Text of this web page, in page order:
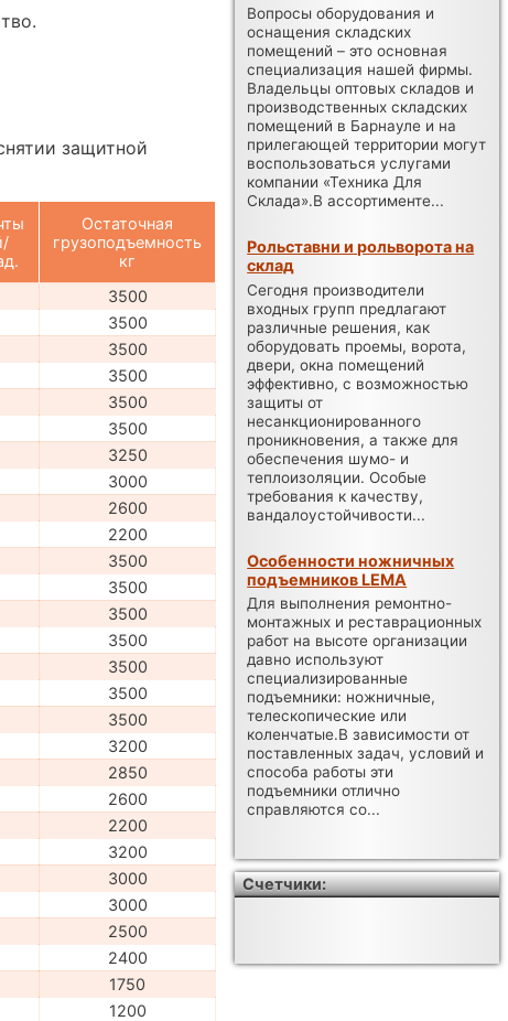
защитной
Остаточная
грузоподъемность
кг
3500
3500
3500
3500
3500
3500
3250
3000
2600
2200
3500
3500
3500
3500
3500
3500
3500
3200
2850
2600
2200
3200
3000
3000
2500
2400
1750
1200
Вопросы оборудования и
оснащения складских
помещений – это основная
специализация нашей фирмы.
Владельцы оптовых складов и
производственных складских
помещений в Барнауле и на
прилегающей территории могут
воспользоваться услугами
компании «Техника Для
Склада».В ассортименте...
Рольставни и рольворота на
склад
Сегодня производители
входных групп предлагают
различные решения, как
оборудовать проемы, ворота,
двери, окна помещений
эффективно, с возможностью
защиты от
несанкционированного
проникновения, а также для
обеспечения шумо- и
теплоизоляции. Особые
требования к качеству,
вандалоустойчивости...
Особенности ножничных
подъемников LEMA
Для выполнения ремонтно-
монтажных и реставрационных
работ на высоте организации
давно используют
специализированные
подъемники: ножничные,
телескопические или
коленчатые.В зависимости от
поставленных задач, условий и
способа работы эти
подъемники отлично
справляются со...
Счетчики: